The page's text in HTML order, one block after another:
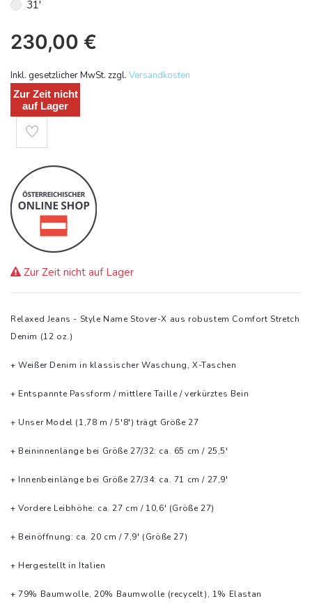
31'
230,00 €
Inkl. gesetzlicher MwSt. zzgl. Versandkosten
Zur Zeit nicht
auf Lager
Zur Zeit nicht auf Lager
Relaxed Jeans - Style Name Stover-X aus robustem Comfort Stretch
Denim (12 oz.)
+ Weißer Denim in klassischer Waschung, X-Taschen
+ Entspannte Passform / mittlere Taille / verkürztes Bein
+ Unser Model (1,78 m / 5'8') trägt Größe 27
+ Beininnenlänge bei Größe 27/32: ca. 65 cm / 25,5'
+ Innenbeinlänge bei Größe 27/34: ca. 71 cm / 27,9'
+ Vordere Leibhöhe: ca. 27 cm / 10,6' (Größe 27)
+ Beinöffnung: ca. 20 cm / 7,9' (Größe 27)
+ Hergestellt in Italien
+ 79% Baumwolle, 20% Baumwolle (recycelt), 1% Elastan